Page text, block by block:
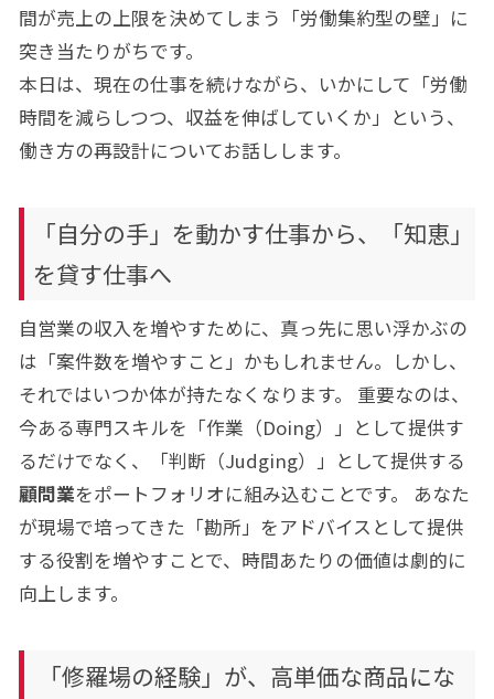
間が売上の上限を決めてしまう「労働集約型の壁」に
突き当たりがちです。
本日は、現在の仕事を続けながら、いかにして「労働
時間を減らしつつ、収益を伸ばしていくか」という、
働き方の再設計についてお話しします。
「自分の手」を動かす仕事から、「知恵」
を貸す仕事へ
自営業の収入を増やすために、真っ先に思い浮かぶの
は「案件数を増やすこと」かもしれません。しかし、
それではいつか体が持たなくなります。 重要なのは、
今ある専門スキルを「作業（Doing）」として提供す
るだけでなく、「判断（Judging）」として提供する
顧問業をポートフォリオに組み込むことです。 あなた
が現場で培ってきた「勘所」をアドバイスとして提供
する役割を増やすことで、時間あたりの価値は劇的に
向上します。
「修羅場の経験」が、高単価な商品にな